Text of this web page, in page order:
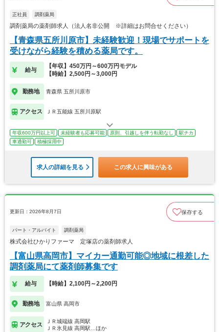
正社員 調剤薬局
調剤薬局の薬剤師求人（法人名非公開 ※詳細はお問合せください）
【青森県五所川原市】未経験歓迎！現場でサポートを
受けながら経験を積める薬局です。
給与
【年収】450万円～600万円モデル
【時給】2,500円～3,000円
勤務地 青森県 五所川原市
アクセス ＪＲ五能線 五所川原駅
年収600万円以上可 未経験者も応募可能 原則、引越しを伴う転勤なし
駅チカ
車通勤可
積極採用中
求人の詳細を見る この求人に興味がある
更新日：2026年8月7日 保存する
パート・アルバイト 調剤薬局
株式会社ひかりファーマ 定塚店の薬剤師求人
【富山県高岡市】マイカー通勤可能◎地域に根差した
調剤薬局にて薬剤師募集です
給与 【時給】2,100円～2,200円
勤務地 富山県 高岡市
アクセス
ＪＲ城端線 高岡駅
ＪＲ氷見線 高岡駅…ほか